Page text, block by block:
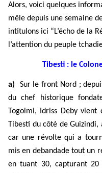
Alors, voici quelques
mê le depuis une semaine
intitulons ici “L’écho de la R
l’attention du peuple
Tibesti : le
a) Sur le front Nord ;
du chef historique
Togoimi, Idriss Deby vient
Tibesti du côté de Guizindi,
car une révolte qui a
mis en debandade tout un r
en tuant 30, capturant